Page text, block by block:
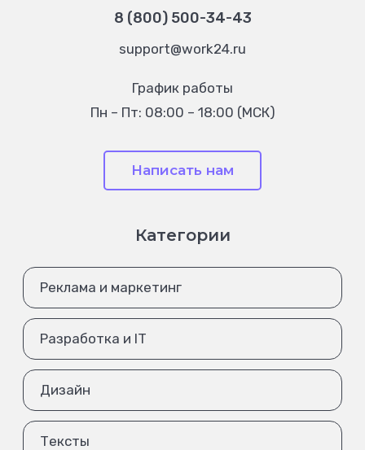
8 (800) 500-34-43
support@work24.ru
График работы
Пн – Пт: 08:00 – 18:00 (МСК)
Написать нам
Категории
Реклама и маркетинг
Разработка и IT
Дизайн
Тексты